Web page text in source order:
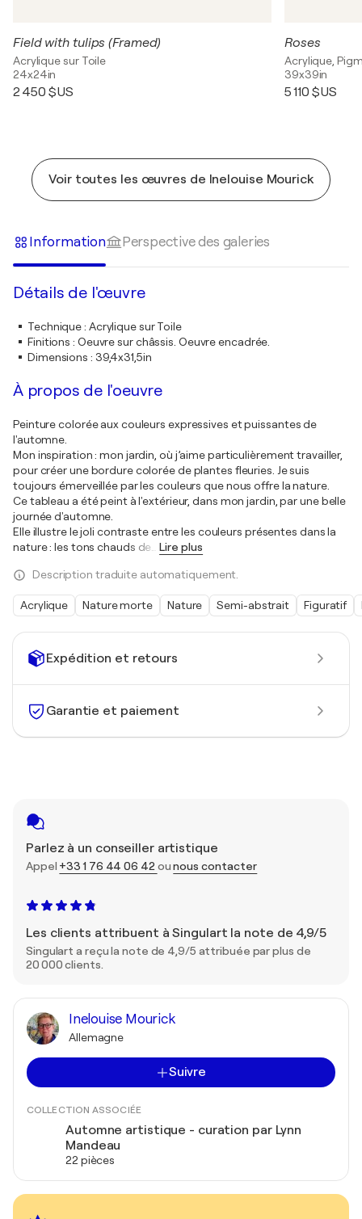
Expédition et retours
Garantie et paiement
Parlez à un conseiller artistique
Appel +33 1 76 44 06 42 ounous contacter
Les clients attribuent à Singulart la note de 4,9/5
Singulart a reçu la note de 4,9/5 attribuée par plus de
20 000 clients.
Inelouise Mourick
Allemagne
Suivre
COLLECTION ASSOCIÉE
Automne artistique - curation par Lynn
Mandeau
22 pièces
Field with tulips (Framed)
Acrylique sur Toile
24x24in
2 450 $US
Roses
Acrylique,
39x39in
5 110 $US
Voir toutes les œuvres de Inelouise Mourick
Information Perspective des galeries
Détails de l'œuvre
Technique: Acrylique sur Toile
Finitions : Oeuvre sur châssis. Oeuvre encadrée.
Dimensions : 39,4x31,5in
À propos de l'oeuvre
Peinture colorée aux couleurs expressives et puissantes de
l'automne.
Mon inspiration : mon jardin, où j’aime particulièrement travailler,
pour créer une bordure colorée de plantes fleuries. Je suis
toujours émerveillée par les couleurs que nous offre la nature.
Ce tableau a été peint à l'extérieur, dans mon jardin, par une belle
journée d'automne.
Elle illustre le joli contraste entre les couleurs présentes dans la
nature : les tons chauds de
Lire plus
Description traduite automatiquement.
Acrylique Nature morte Nature Semi-abstrait Figuratif